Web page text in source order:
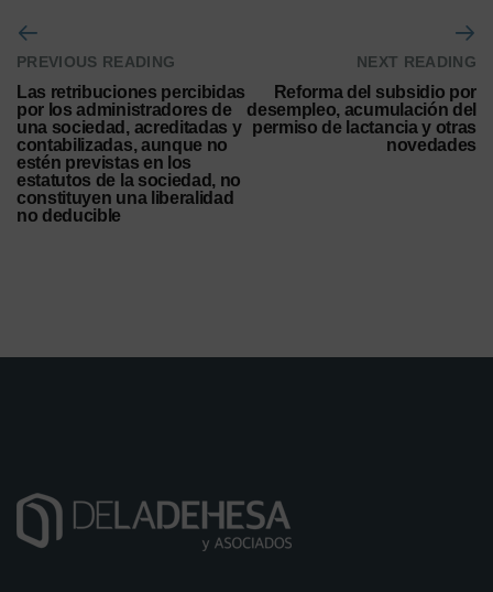
PREVIOUS READING
Las retribuciones percibidas
por los administradores de
una sociedad, acreditadas y
contabilizadas, aunque no
estén previstas en los
estatutos de la sociedad, no
constituyen una liberalidad
no deducible
NEXT READING
Reforma del subsidio por
desempleo, acumulación del
permiso de lactancia y otras
novedades